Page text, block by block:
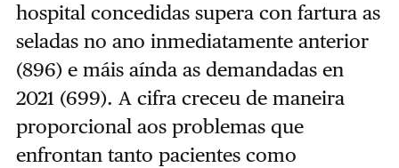
hospital concedidas supera con fartura as
seladas no ano inmediatamente anterior
(896) e máis aínda as demandadas en
2021 (699). A cifra creceu de maneira
proporcional aos problemas que
enfrontan tanto pacientes como